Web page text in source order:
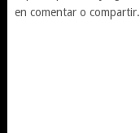
en comentar o compartir.